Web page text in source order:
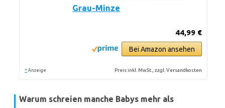
Grau-Minze
44,99 €
Bei Amazon ansehen
* Anzeige Preis inkl. MwSt., zzgl. Versandkosten
Warum schreien manche Babys mehr als